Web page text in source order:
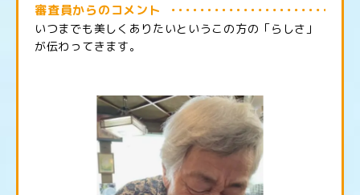
審査員からのコメント
いつまでも美しくありたいというこの方の「らしさ」
が伝わってきます。